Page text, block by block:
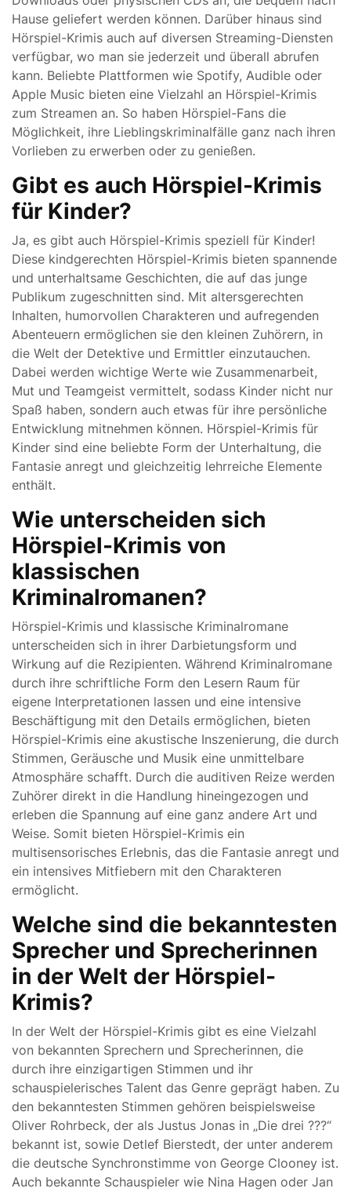
Hause geliefert werden können. Darüber hinaus sind
Hörspiel-Krimis auch auf diversen Streaming-Diensten
verfügbar, wo man sie jederzeit und überall abrufen
kann. Beliebte Plattformen wie Spotify, Audible oder
Apple Music bieten eine Vielzahl an Hörspiel-Krimis
zum Streamen an. So haben Hörspiel-Fans die
Möglichkeit, ihre Lieblingskriminalfälle ganz nach ihren
Vorlieben zu erwerben oder zu genießen.
Gibt es auch Hörspiel-Krimis
für Kinder?
Ja, es gibt auch Hörspiel-Krimis speziell für Kinder!
Diese kindgerechten Hörspiel-Krimis bieten spannende
und unterhaltsame Geschichten, die auf das junge
Publikum zugeschnitten sind. Mit altersgerechten
Inhalten, humorvollen Charakteren und aufregenden
Abenteuern ermöglichen sie den kleinen Zuhörern, in
die Welt der Detektive und Ermittler einzutauchen.
Dabei werden wichtige Werte wie Zusammenarbeit,
Mut und Teamgeist vermittelt, sodass Kinder nicht nur
Spaß haben, sondern auch etwas für ihre persönliche
Entwicklung mitnehmen können. Hörspiel-Krimis für
Kinder sind eine beliebte Form der Unterhaltung, die
Fantasie anregt und gleichzeitig lehrreiche Elemente
enthält.
Wie unterscheiden sich
Hörspiel-Krimis von
klassischen
Kriminalromanen?
Hörspiel-Krimis und klassische Kriminalromane
unterscheiden sich in ihrer Darbietungsform und
Wirkung auf die Rezipienten. Während Kriminalromane
durch ihre schriftliche Form den Lesern Raum für
eigene Interpretationen lassen und eine intensive
Beschäftigung mit den Details ermöglichen, bieten
Hörspiel-Krimis eine akustische Inszenierung, die durch
Stimmen, Geräusche und Musik eine unmittelbare
Atmosphäre schafft. Durch die auditiven Reize werden
Zuhörer direkt in die Handlung hineingezogen und
erleben die Spannung auf eine ganz andere Art und
Weise. Somit bieten Hörspiel-Krimis ein
multisensorisches Erlebnis, das die Fantasie anregt und
ein intensives Mitfiebern mit den Charakteren
ermöglicht.
Welche sind die bekanntesten
Sprecher und Sprecherinnen
in der Welt der Hörspiel-
Krimis?
In der Welt der Hörspiel-Krimis gibt es eine Vielzahl
von bekannten Sprechern und Sprecherinnen, die
durch ihre einzigartigen Stimmen und ihr
schauspielerisches Talent das Genre geprägt haben. Zu
den bekanntesten Stimmen gehören beispielsweise
Oliver Rohrbeck, der als Justus Jonas in „Die drei ???“
bekannt ist, sowie Detlef Bierstedt, der unter anderem
die deutsche Synchronstimme von George Clooney ist.
Auch bekannte Schauspieler wie Nina Hagen oder Jan